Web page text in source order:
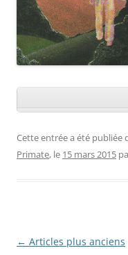
Cette entrée a été publiée
Primate, le 15 mars 2015
Navigation
← Articles plus anciens